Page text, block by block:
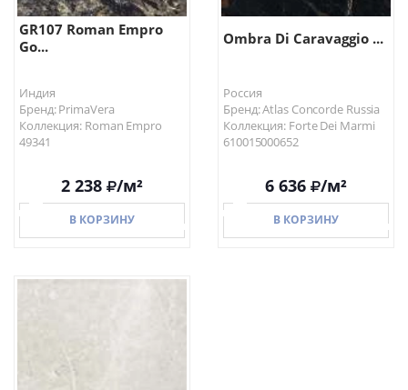
GR107 Roman Empro
Go...
Индия
Бренд: PrimaVera
Коллекция: Roman Empro
49341
2 238 /м²
В КОРЗИНУ
Ombra Di Caravaggio ...
Россия
Бренд: Atlas Concorde Russia
Коллекция: Forte Dei Marmi
610015000652
6 636 /м²
В КОРЗИНУ